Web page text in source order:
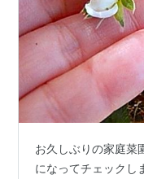
お久しぶりの家庭菜
になってチェックし